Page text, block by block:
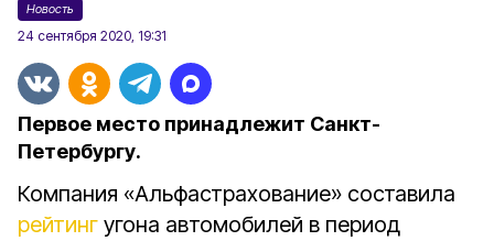
Новость
24 сентября 2020, 19:31
Первое место принадлежит Санкт-
Петербургу.
Компания «Альфастрахование» составила
рейтинг угона автомобилей в период